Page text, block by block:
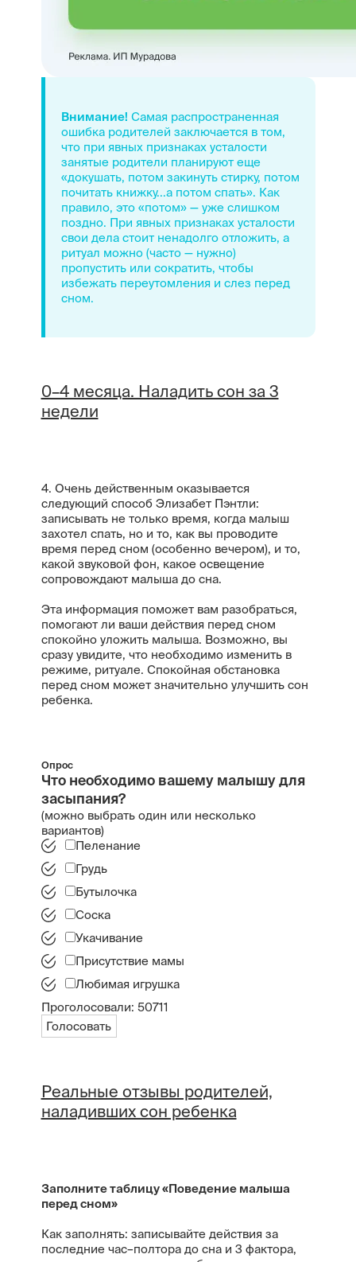
Внимание! Самая распространенная
ошибка родителей заключается в том,
что при явных признаках усталости
занятые родители планируют еще
«докушать, потом закинуть стирку, потом
почитать книжку...а потом спать». Как
правило, это «потом» — уже слишком
поздно. При явных признаках усталости
свои дела стоит ненадолго отложить, а
ритуал можно (часто — нужно)
пропустить или сократить, чтобы
избежать переутомления и слез перед
сном.
0–4 месяца. Наладить сон за 3
недели
4. Очень действенным оказывается
следующий способ Элизабет Пэнтли:
записывать не только время, когда малыш
захотел спать, но и то, как вы проводите
время перед сном (особенно вечером), и то,
какой звуковой фон, какое освещение
сопровождают малыша до сна.
Эта информация поможет вам разобраться,
помогают ли ваши действия перед сном
спокойно уложить малыша. Возможно, вы
сразу увидите, что необходимо изменить в
режиме, ритуале. Спокойная обстановка
перед сном может значительно улучшить сон
ребенка.
Опрос
Что необходимо вашему малышу для
засыпания?
(можно выбрать один или несколько
вариантов)
Пеленание
Грудь
Бутылочка
Соска
Укачивание
Присутствие мамы
Любимая игрушка
Проголосовали: 50711
Голосовать
Реальные отзывы родителей,
наладивших сон ребенка
Заполните таблицу «Поведение малыша
перед сном»
Как заполнять: записывайте действия за
последние час–полтора до сна и 3 фактора,